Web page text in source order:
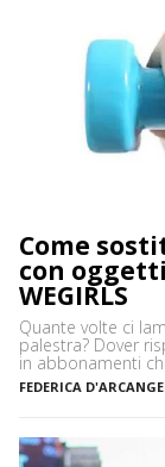
Come
con
WEGIRLS
Quante volte ci
palestra? Dover
in abbonamenti
prendere un
preferiscono
FEDERICA